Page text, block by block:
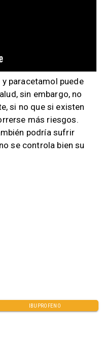
paracetamol puede
sin embargo, no
si no que si existen
más riesgos.
podría sufrir
se controla bien su
IBUPROFENO